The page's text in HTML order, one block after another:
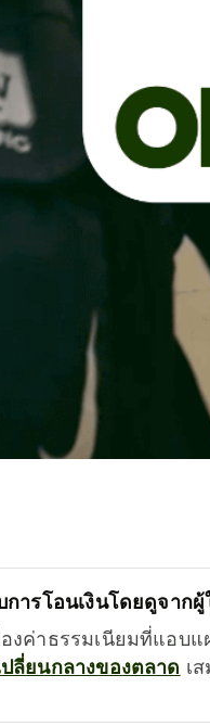
การโอนเงินโดยดูจาก
งค่าธรรมเนียมที่แอบ
ลี่ยนกลางของตลาด เ